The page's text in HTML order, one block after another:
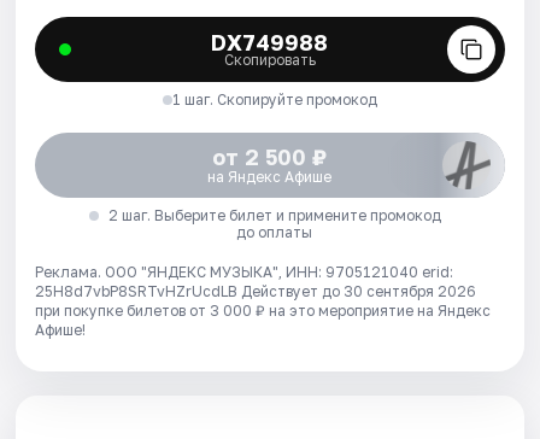
DX749988
Скопировать
1 шаг. Скопируйте промокод
от 2 500 ₽
на Яндекс Афише
2 шаг. Выберите билет и примените промокод
до оплаты
Реклама. ООО "ЯНДЕКС МУЗЫКА", ИНН: 9705121040 erid:
25H8d7vbP8SRTvHZrUcdLB Действует до 30 сентября 2026
при покупке билетов от 3 000 ₽ на это мероприятие на Яндекс
Афише!